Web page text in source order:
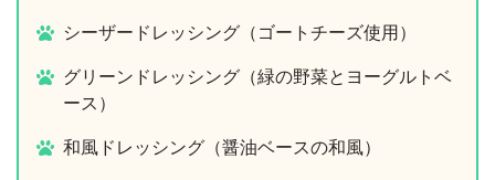
シーザードレッシング（ゴートチーズ使用）
グリーンドレッシング（緑の野菜とヨーグルトベ
ース）
和風ドレッシング（醤油ベースの和風）